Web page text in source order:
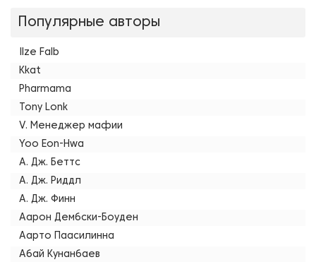
Популярные авторы
Ilze Falb
Kkat
Pharmama
Tony Lonk
V. Менеджер мафии
Yoo Eon-Hwa
А. Дж. Беттс
А. Дж. Риддл
А. Дж. Финн
Аарон Дембски-Боуден
Аарто Паасилинна
Абай Кунанбаев